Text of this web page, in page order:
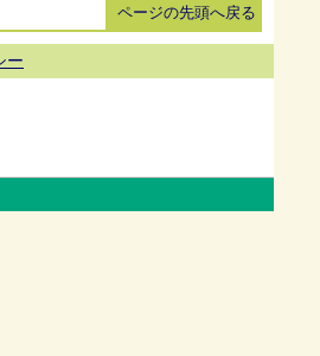
ページの先頭へ戻る
ー